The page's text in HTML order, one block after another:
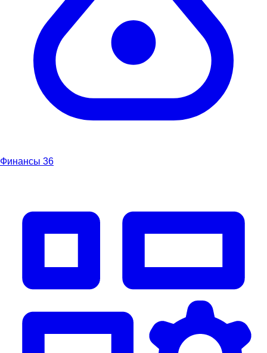
Финансы 36